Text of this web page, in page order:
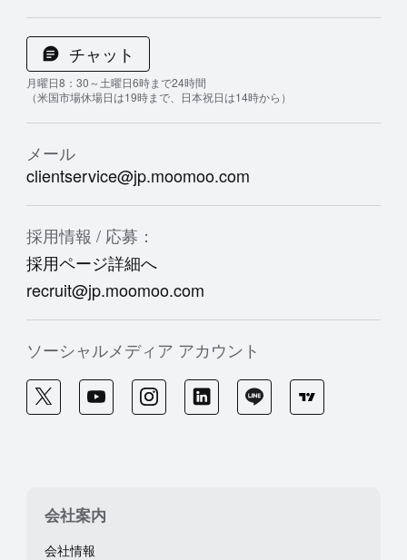
チャット
月曜日8：30～土曜日6時まで24時間
（米国市場休場日は19時まで、日本祝日は14時から）
メール
clientservice@jp.moomoo.com
採用情報 / 応募：
採用ページ詳細へ
recruit@jp.moomoo.com
ソーシャルメディア アカウント
会社案内
会社情報